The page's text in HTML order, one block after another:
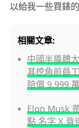
以給我一些買錶
相關文章:
中國半導體
其挖角前員
賠償 9,999
Elon Musk
點 名字 X 背